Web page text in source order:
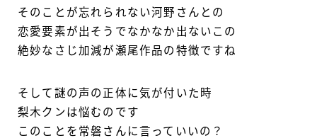
そのことが忘れられない河野さんとの
恋愛要素が出そうでなかなか出ないこの
絶妙なさじ加減が瀬尾作品の特徴ですね
そして謎の声の正体に気が付いた時
梨木クンは悩むのです
このことを常磐さんに言っていいの？